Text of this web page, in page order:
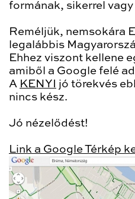
formának, sikerrel
Reméljük, nemsokára
legalábbis
Ehhez viszont kellene
amiből a Google felé
A KENYI
jó törekvés
nincs kész.
Jó nézelődést!
Link a Google Térkép